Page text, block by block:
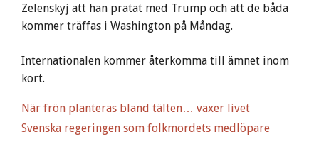
Zelenskyj att han pratat med Trump och att de båda
kommer träffas i Washington på Måndag.
Internationalen kommer återkomma till ämnet inom
kort.
När frön planteras bland tälten… växer livet
Svenska regeringen som folkmordets medlöpare